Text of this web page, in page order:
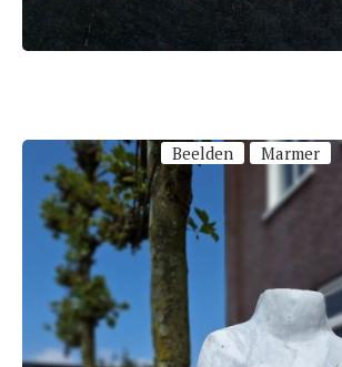
Beelden Marmer